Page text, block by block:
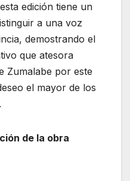
edición tiene un
a una voz
demostrando el
que atesora
Zumalabe por este
el mayor de los
de la obra